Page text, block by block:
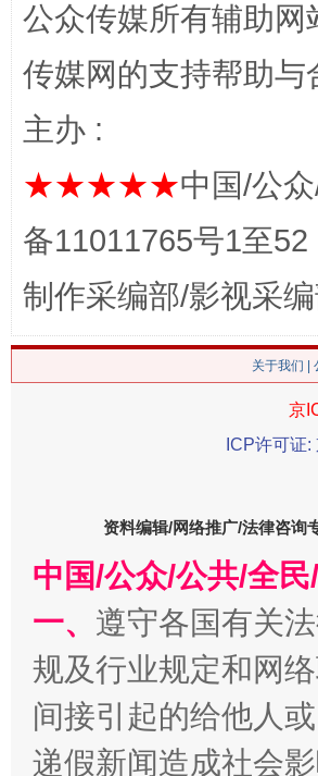
在谋一域中谋全局
习近平的博鳌关键词
公众传媒所有辅助
传媒网的支持帮助
主办 :
★★★★★中国/公
备11011765号1至
制作采编部/影视采
关于我们
京
ICP许可证
资料编辑/网络推广/法律咨询
中国/公众/公共/全
一、 遵守各国有关
规及行业规定和网
间接引起的给他人
递假新闻造成社会